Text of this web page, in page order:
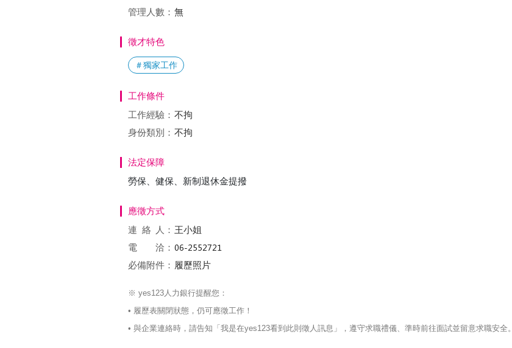
管理人數： 無
徵才特色
＃獨家工作
工作條件
工作經驗： 不拘
身份類別： 不拘
法定保障
勞保、健保、新制退休金提撥
應徵方式
連絡
人： 王小姐
電 洽：
必備附件： 履歷照片
※ yes123人力銀行提醒您：
• 履歷表關閉狀態，仍可應徵工作！
• 與企業連絡時，請告知「我是在yes123看到此則徵人訊息」，遵守求職禮儀、準時前往面試並留意求職安全。